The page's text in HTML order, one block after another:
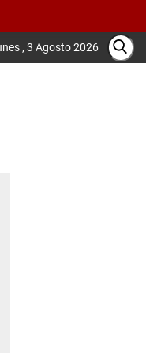
, 3 Agosto 2026